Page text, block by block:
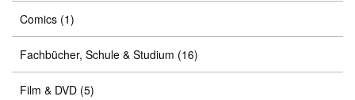
Comics (1)
Fachbücher, Schule & Studium (16)
Film & DVD (5)